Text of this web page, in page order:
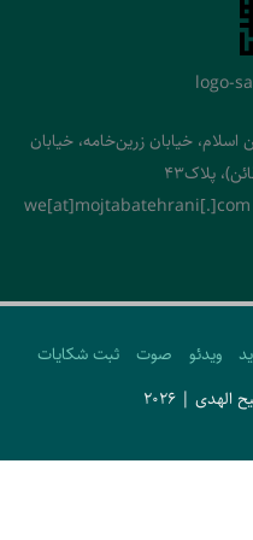
خیابان زرین‌خامه، خیابان
پلاک43
we[at]mojtabatehrani[.]com
ویدئو صوت
ثبت شکایات
| 2026